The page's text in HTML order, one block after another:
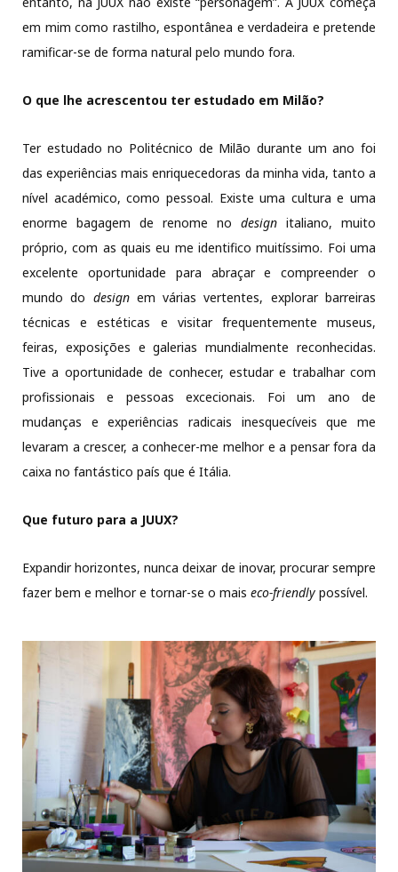
em mim como rastilho, espontânea e verdadeira e pretende
ramificar-se de forma natural pelo mundo fora.
O que lhe acrescentou ter estudado em Milão?
Ter estudado no Politécnico de Milão durante um ano foi
das experiências mais enriquecedoras da minha vida, tanto a
nível académico, como pessoal. Existe uma cultura e uma
enorme bagagem de renome no design italiano, muito
próprio, com as quais eu me identifico muitíssimo. Foi uma
excelente oportunidade para abraçar e compreender o
mundo do designem várias vertentes, explorar barreiras
técnicas e estéticas e visitar frequentemente museus,
feiras, exposições e galerias mundialmente reconhecidas.
Tive a oportunidade de conhecer, estudar e trabalhar com
profissionais e pessoas excecionais. Foi um ano de
mudanças e experiências radicais inesquecíveis que me
levaram a crescer, a conhecer-me melhor e a pensar fora da
caixa no fantástico país que é Itália.
Que futuro para a JUUX?
Expandir horizontes, nunca deixar de inovar, procurar sempre
fazer bem e melhor e tornar-se o mais eco-friendly possível.